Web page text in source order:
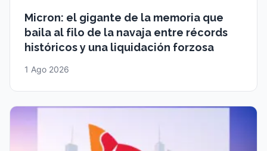
Micron: el gigante de la memoria que
baila al filo de la navaja entre récords
históricos y una liquidación forzosa
1 Ago 2026